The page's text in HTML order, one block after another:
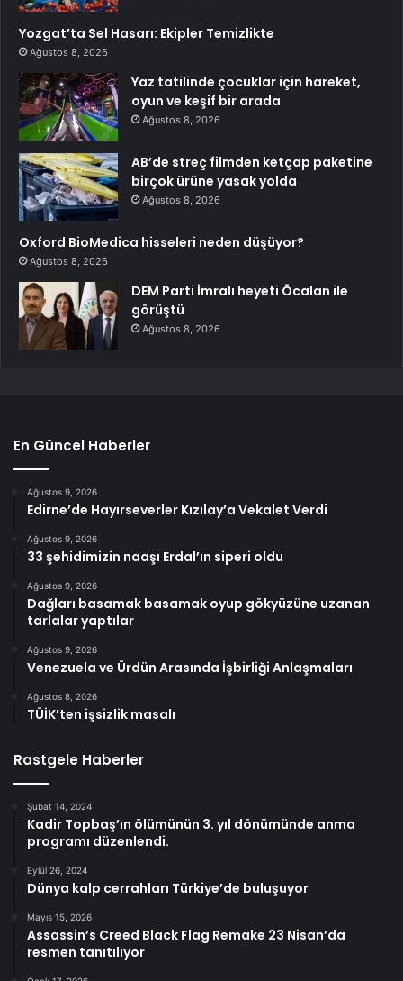
Yozgat’ta Sel Hasarı: Ekipler Temizlikte
Ağustos 8, 2026
Yaz tatilinde çocuklar için hareket,
oyun ve keşif bir arada
Ağustos 8, 2026
AB’de streç filmden ketçap paketine
birçok ürüne yasak yolda
Ağustos 8, 2026
Oxford BioMedica hisseleri neden düşüyor?
Ağustos 8, 2026
DEM Parti İmralı heyeti Öcalan ile
görüştü
Ağustos 8, 2026
En Güncel Haberler
Ağustos 9, 2026
Edirne’de Hayırseverler Kızılay’a Vekalet Verdi
Ağustos 9, 2026
33 şehidimizin naaşı Erdal’ın siperi oldu
Ağustos 9, 2026
Dağları basamak basamak oyup gökyüzüne uzanan
tarlalar yaptılar
Ağustos 9, 2026
Venezuela ve Ürdün Arasında İşbirliği Anlaşmaları
Ağustos 8, 2026
TÜİK’ten işsizlik masalı
Rastgele Haberler
Şubat 14, 2024
Kadir Topbaş’ın ölümünün 3. yıl dönümünde anma
programı düzenlendi.
Eylül 26, 2024
Dünya kalp cerrahları Türkiye’de buluşuyor
Mayıs 15, 2026
Assassin’s Creed Black Flag Remake 23 Nisan’da
resmen tanıtılıyor